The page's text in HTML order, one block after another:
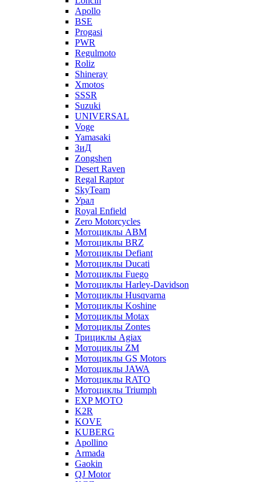
Apollo
BSE
Progasi
PWR
Regulmoto
Roliz
Shineray
Xmotos
SSSR
Suzuki
UNIVERSAL
Voge
Yamasaki
ЗиД
Zongshen
Desert Raven
Regal Raptor
SkyTeam
Урал
Royal Enfield
Zero Motorcycles
Мотоциклы ABM
Мотоциклы BRZ
Мотоциклы Defiant
Мотоциклы Ducati
Мотоциклы Fuego
Мотоциклы Harley-Davidson
Мотоциклы Husqvarna
Мотоциклы Koshine
Мотоциклы Motax
Мотоциклы Zontes
Трициклы Agiax
Мотоциклы ZM
Мотоциклы GS Motors
Мотоциклы JAWA
Мотоциклы RATO
Мотоциклы Triumph
EXP MOTO
K2R
KOVE
KUBERG
Apollino
Armada
Gaokin
QJ Motor